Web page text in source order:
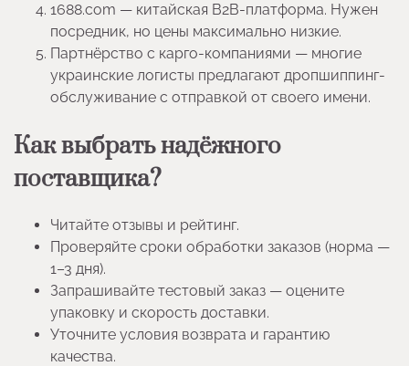
1688.com — китайская B2B-платформа. Нужен
посредник, но цены максимально низкие.
Партнёрство с карго-компаниями — многие
украинские логисты предлагают дропшиппинг-
обслуживание с отправкой от своего имени.
Как выбрать надёжного
поставщика?
Читайте отзывы и рейтинг.
Проверяйте сроки обработки заказов (норма —
1–3 дня).
Запрашивайте тестовый заказ — оцените
упаковку и скорость доставки.
Уточните условия возврата и гарантию
качества.